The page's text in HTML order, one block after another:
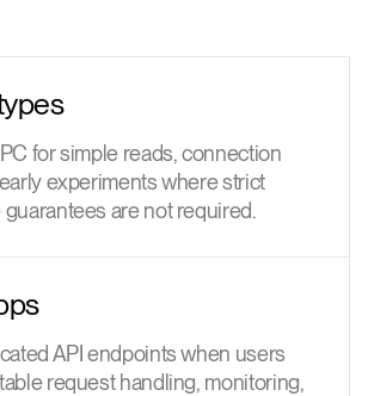
for simple reads, connection
experiments where strict
are not required.
API endpoints when users
request handling, monitoring,